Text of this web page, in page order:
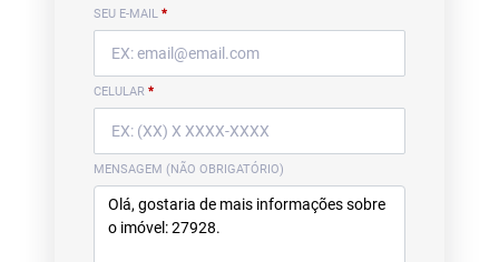
SEU E-MAIL *
CELULAR *
MENSAGEM (NÃO OBRIGATÓRIO)